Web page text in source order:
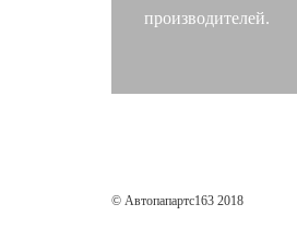
производителей.
© Автопапартс163 2018